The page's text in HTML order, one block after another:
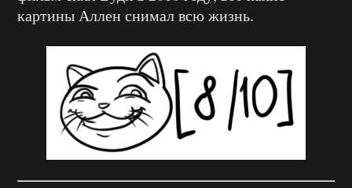
картины Аллен снимал всю жизнь.